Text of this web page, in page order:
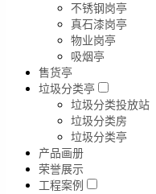
不锈钢岗亭
真石漆岗亭
物业岗亭
吸烟亭
售货亭
垃圾分类亭
垃圾分类投放站
垃圾分类房
垃圾分类亭
产品画册
荣誉展示
工程案例